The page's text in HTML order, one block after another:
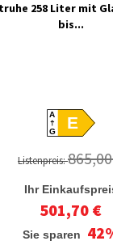
258 Liter mit
bis...
A
GE
Listenpreis:
Ihr
501,70 €
Sie sparen